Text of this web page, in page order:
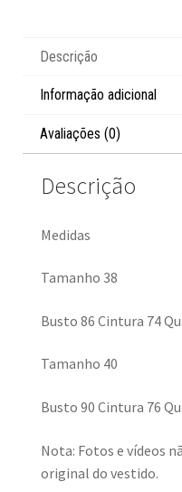
Descrição
Informação adicional
Avaliações (0)
Descrição
Medidas
Tamanho 38
Busto 86 Cintura 74
Tamanho 40
Busto 90 Cintura 76
Nota: Fotos e vídeos
original do vestido.